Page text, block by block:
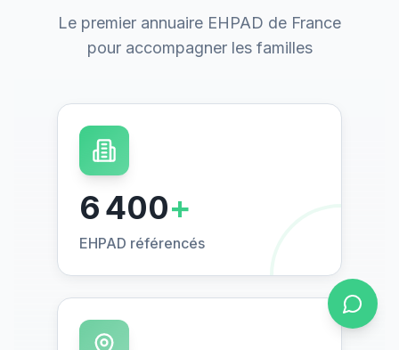
Le premier annuaire EHPAD de France
pour accompagner les familles
6 400+
EHPAD référencés